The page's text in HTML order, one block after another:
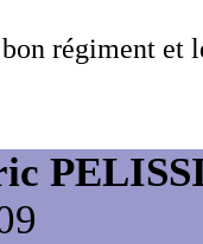
régiment et